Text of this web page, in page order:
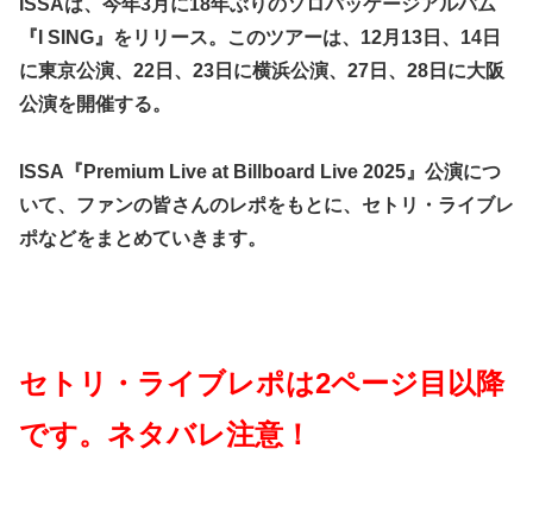
ISSAは、今年3月に18年ぶりのソロパッケージアルバム
『I SING』をリリース。このツアーは、12月13日、14日
に東京公演、22日、23日に横浜公演、27日、28日に大阪
公演を開催する。
ISSA『Premium Live at Billboard Live 2025』公演につ
いて、ファンの皆さんのレポをもとに、セトリ・ライブレ
ポなどをまとめていきます。
セトリ・ライブレポは2ページ目以降
です。ネタバレ注意！